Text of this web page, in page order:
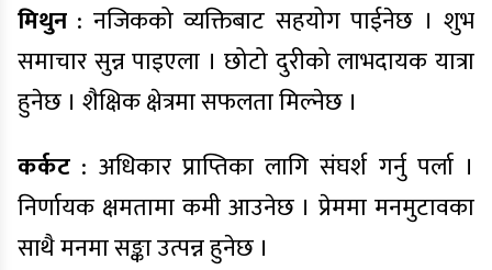
मिथुन : नजिकको व्यक्तिबाट सहयोग पाईनेछ । शुभ
समाचार सुन्न पाइएला । छोटो दुरीको लाभदायक यात्रा
हुनेछ । शैक्षिक क्षेत्रमा सफलता मिल्नेछ ।
कर्कट : अधिकार प्राप्तिका लागि संघर्श गर्नु पर्ला ।
निर्णायक क्षमतामा कमी आउनेछ । प्रेममा मनमुटावका
साथै मनमा सङ्का उत्पन्न हुनेछ ।